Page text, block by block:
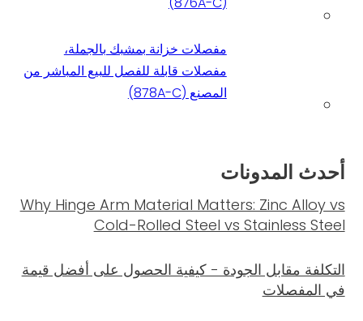
مفصلات خزانة بمشبك بالجملة،
مفصلات قابلة للفصل للبيع المباشر من
المصنع (878A-C)
أحدث المدونات
Why Hinge Arm Material Matters: Zinc Alloy vs
Cold-Rolled Steel vs Stainless Steel
التكلفة مقابل الجودة - كيفية الحصول على أفضل قيمة
في المفصلات